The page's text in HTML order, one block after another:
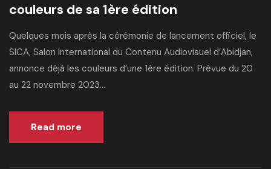
couleurs de sa 1ère édition
Quelques mois après la cérémonie de lancement officiel, le
SICA, Salon International du Contenu Audiovisuel d’Abidjan,
annonce déjà les couleurs d’une 1ère édition. Prévue du 20
au 22 novembre 2023...
Read more